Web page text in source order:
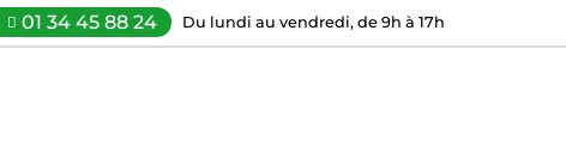
01 34 45 88 24 Du lundi au vendredi, de 9h à 17h